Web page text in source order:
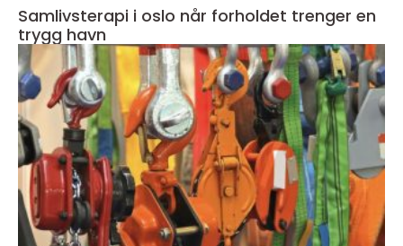
Samlivsterapi i oslo når forholdet trenger en
trygg havn